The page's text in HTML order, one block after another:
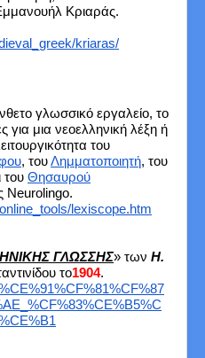
Κριαράς.
kriaras/
γλωσσικό εργαλείο, το
για μια νεοελληνική λέξη ή
του
, τουΛημματοποιητή, του
του Θησαυρού
Neurolingo.
lexiscope.htm
ΓΛΩΣΣΗΣ» των H.
το1904.